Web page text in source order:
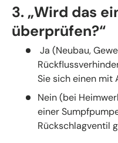
3. „Wird das
überprüfen?“
Ja (Neubau,
Sie sich einen mit
Nein (bei
einer
Rückschlagventil